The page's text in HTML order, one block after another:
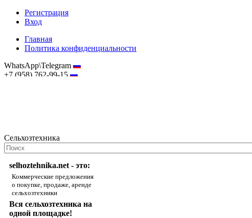
Регистрация
Вход
Главная
Политика конфиденциальности
WhatsApp\Telegram
+7 (958) 762-99-15
Сельхозтехника
selhoztehnika.net - это:
Коммерческие предложения
о покупке, продаже, аренде
сельхозтехники
Вся сельхозтехника на
одной площадке!